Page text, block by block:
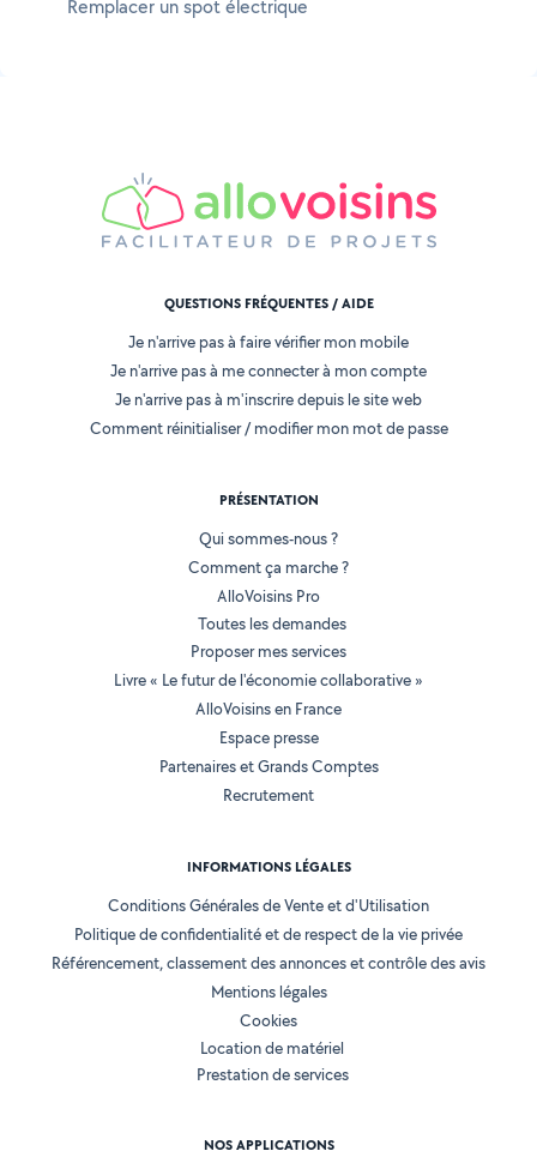
Remplacer un spot électrique
QUESTIONS FRÉQUENTES / AIDE
Je n'arrive pas à faire vérifier mon mobile
Je n'arrive pas à me connecter à mon compte
Je n'arrive pas à m'inscrire depuis le site web
Comment réinitialiser / modifier mon mot de passe
PRÉSENTATION
Qui sommes-nous ?
Comment ça marche ?
AlloVoisins Pro
Toutes les demandes
Proposer mes services
Livre « Le futur de l'économie collaborative »
AlloVoisins en France
Espace presse
Partenaires et Grands Comptes
Recrutement
INFORMATIONS LÉGALES
Conditions Générales de Vente et d'Utilisation
Politique de confidentialité et de respect de la vie privée
Référencement, classement des annonces et contrôle des avis
Mentions légales
Cookies
Location de matériel
Prestation de services
NOS APPLICATIONS